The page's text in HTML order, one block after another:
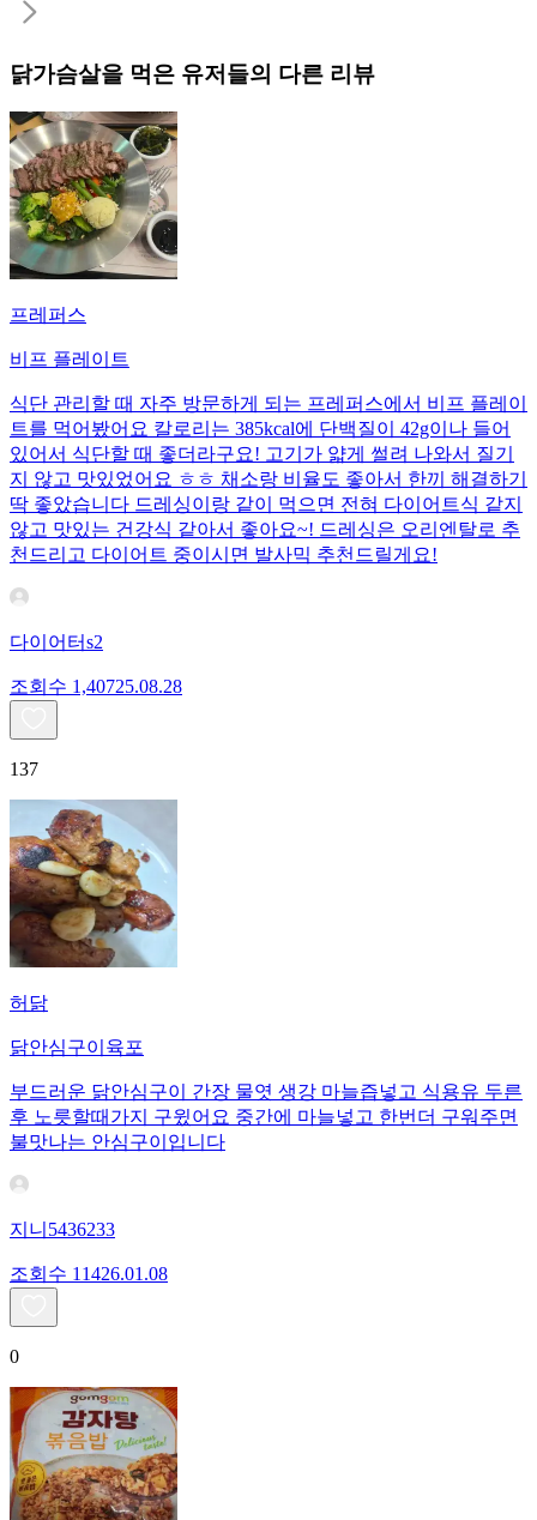
닭가슴살을 먹은 유저들의 다른 리뷰
프레퍼스
비프 플레이트
식단 관리할 때 자주 방문하게 되는 프레퍼스에서 비프 플레이
트를 먹어봤어요 칼로리는 385kcal에 단백질이 42g이나 들어
있어서 식단할 때 좋더라구요! 고기가 얇게 썰려 나와서 질기
지 않고 맛있었어요 ㅎㅎ 채소랑 비율도 좋아서 한끼 해결하기
딱 좋았습니다 드레싱이랑 같이 먹으면 전혀 다이어트식 같지
않고 맛있는 건강식 같아서 좋아요~! 드레싱은 오리엔탈로 추
천드리고 다이어트 중이시면 발사믹 추천드릴게요!
다이어터s2
조회수 1,40725.08.28
137
허닭
닭안심구이육포
부드러운 닭안심구이 간장 물엿 생강 마늘즙넣고 식용유 두른
후 노릇할때가지 구윘어요 중간에 마늘넣고 한번더 구워주면
불맛나는 안심구이입니다
지니5436233
조회수 11426.01.08
0